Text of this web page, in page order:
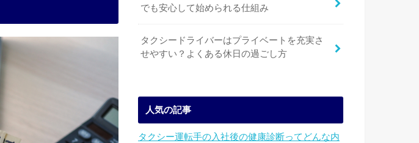
でも安心して始められる仕組み
タクシードライバーはプライベートを充実さ
せやすい？よくある休日の過ごし方
人気の記事
タクシー運転手の入社後の健康診断ってどんな内